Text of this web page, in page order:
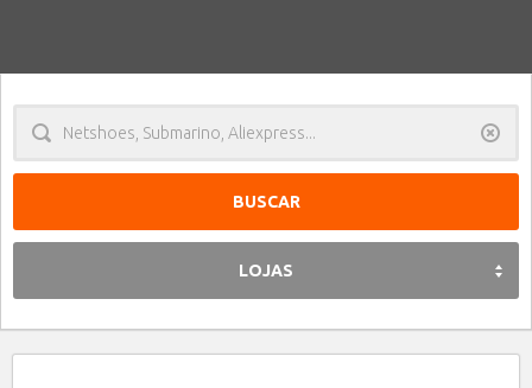
LOJAS